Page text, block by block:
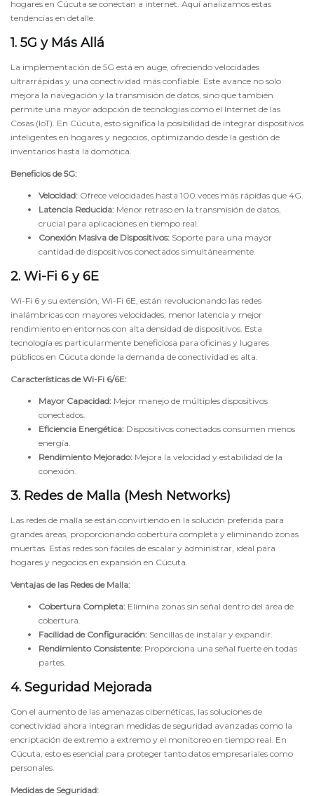
hogares en Cúcuta se conectan a internet. Aquí analizamos estas
tendencias en detalle.
1. 5G y Más Allá
La implementación de 5G está en auge, ofreciendo velocidades
ultrarrápidas y una conectividad más confiable. Este avance no solo
mejora la navegación y la transmisión de datos, sino que también
permite una mayor adopción de tecnologías como el Internet de las
Cosas (IoT). En Cúcuta, esto significa la posibilidad de integrar dispositivos
inteligentes en hogares y negocios, optimizando desde la gestión de
inventarios hasta la domótica.
Beneficios de 5G:
Velocidad: Ofrece velocidades hasta 100 veces más rápidas que 4G.
Latencia Reducida: Menor retraso en la transmisión de datos,
crucial para aplicaciones en tiempo real.
Conexión Masiva de Dispositivos: Soporte para una mayor
cantidad de dispositivos conectados simultáneamente.
2. Wi-Fi 6 y 6E
Wi-Fi 6 y su extensión, Wi-Fi 6E, están revolucionando las redes
inalámbricas con mayores velocidades, menor latencia y mejor
rendimiento en entornos con alta densidad de dispositivos. Esta
tecnología es particularmente beneficiosa para oficinas y lugares
públicos en Cúcuta donde la demanda de conectividad es alta.
Características de Wi-Fi 6/6E:
Mayor Capacidad: Mejor manejo de múltiples dispositivos
conectados.
Eficiencia Energética: Dispositivos conectados consumen menos
energía.
Rendimiento Mejorado: Mejora la velocidad y estabilidad de la
conexión.
3. Redes de Malla (Mesh Networks)
Las redes de malla se están convirtiendo en la solución preferida para
grandes áreas, proporcionando cobertura completa y eliminando zonas
muertas. Estas redes son fáciles de escalar y administrar, ideal para
hogares y negocios en expansión en Cúcuta.
Ventajas de las Redes de Malla:
Cobertura Completa: Elimina zonas sin señal dentro del área de
cobertura.
Facilidad de Configuración: Sencillas de instalar y expandir.
Rendimiento Consistente: Proporciona una señal fuerte en todas
partes.
4. Seguridad Mejorada
Con el aumento de las amenazas cibernéticas, las soluciones de
conectividad ahora integran medidas de seguridad avanzadas como la
encriptación de extremo a extremo y el monitoreo en tiempo real. En
Cúcuta, esto es esencial para proteger tanto datos empresariales como
personales.
Medidas de Seguridad: